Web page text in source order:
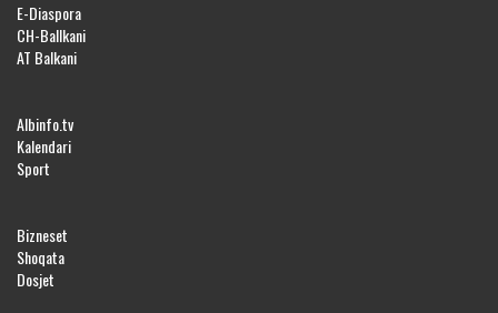
E-Diaspora
CH-Ballkani
AT Balkani
Albinfo.tv
Kalendari
Sport
Bizneset
Shoqata
Dosjet